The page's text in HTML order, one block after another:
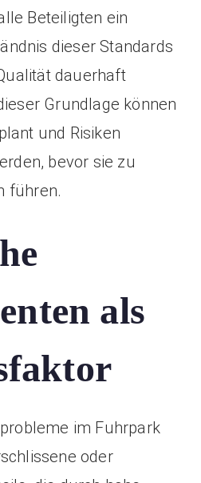
Beteiligten ein
dieser Standards
dauerhaft
Grundlage können
und Risiken
bevor sie zu
führen.
als
im Fuhrpark
oder